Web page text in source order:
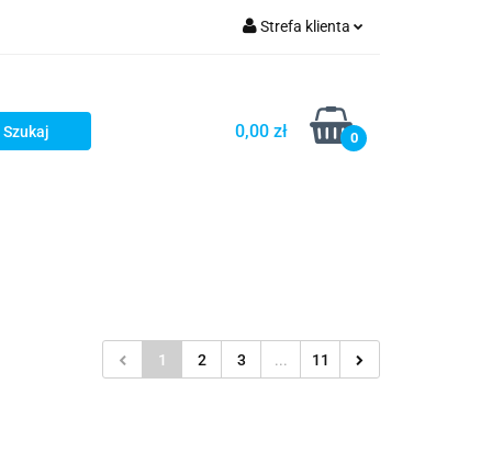
Strefa klienta
Zarejestruj się
Dodaj zgłoszenie
0,00 zł 0
1 2 3 ... 11